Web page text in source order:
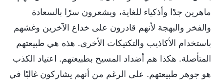
ماهرين جدًا وأذكياء للغاية، ويشعرون سرًا بالسعادة
والفخر والبهجة لأنهم قادرون على خداع الآخرين وغشهم
باستخدام الأكاذيب والتكتيكات الأخرى. هذه هي طبيعتهم
المتأصلة. هكذا هم أضداد المسيح بطبيعتهم. اعتياد الكذب
هو جوهر طبيعتهم. على الرغم من أنهم يشاركون غالبًا في